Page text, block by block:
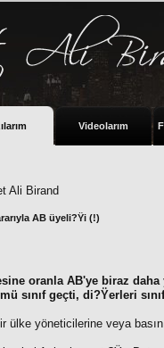
Videolarım
Ali Birand
AB üyeli?Ÿi (!)
oranla AB'ye biraz
sınıf geçti, di?Ÿerleri
ülke yöneticilerine veya